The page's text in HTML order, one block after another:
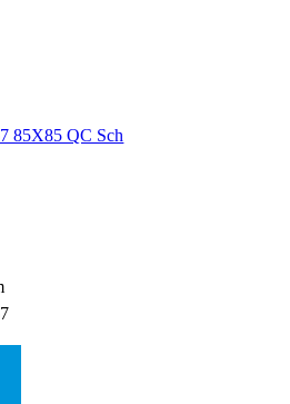
85X85 QC Sch